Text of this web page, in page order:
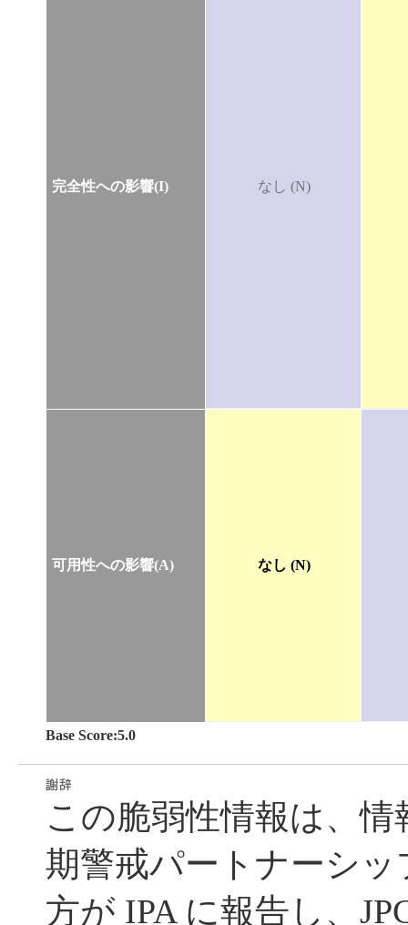
完全性への影響(I) なし (N)
可用性への影響(A) なし (N)
Base Score:5.0
この脆弱性情報は、
期警戒パートナーシ
方が IPA に報告し、